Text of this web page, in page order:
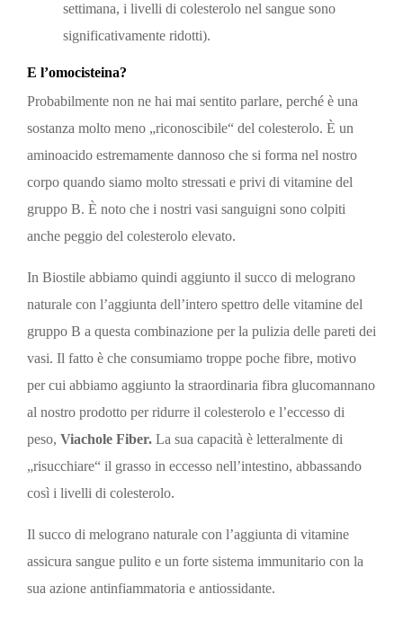
settimana, i livelli di colesterolo nel sangue sono
significativamente ridotti).
E l’omocisteina?
Probabilmente non ne hai mai sentito parlare, perché è una
sostanza molto meno „riconoscibile“ del colesterolo. È un
aminoacido estremamente dannoso che si forma nel nostro
corpo quando siamo molto stressati e privi di vitamine del
gruppo B. È noto che i nostri vasi sanguigni sono colpiti
anche peggio del colesterolo elevato.
In Biostile abbiamo quindi aggiunto il succo di melograno
naturale con l’aggiunta dell’intero spettro delle vitamine del
gruppo B a questa combinazione per la pulizia delle pareti dei
vasi. Il fatto è che consumiamo troppe poche fibre, motivo
per cui abbiamo aggiunto la straordinaria fibra glucomannano
al nostro prodotto per ridurre il colesterolo e l’eccesso di
peso, Viachole Fiber. La sua capacità è letteralmente di
„risucchiare“ il grasso in eccesso nell’intestino, abbassando
così i livelli di colesterolo.
Il succo di melograno naturale con l’aggiunta di vitamine
assicura sangue pulito e un forte sistema immunitario con la
sua azione antinfiammatoria e antiossidante.